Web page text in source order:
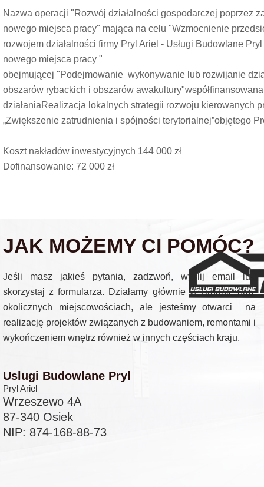
Nazwa operacji "Rozwój działalności gospodarczej poprzez
nowego miejsca pracy" mająca na celu "Wzmocnienie
rozwojem działalności firmy Pryl Ariel - Usługi Budowlane
nowego miejsca pracy "
obejmującej "Podejmowanie wykonywanie lub rozwijanie
obszarów rybackich i obszarów
działaniaRealizacja lokalnych strategii rozwoju kierowanych
„Zwiększenie zatrudnienia i spójności terytorialnej”objętego
Koszt nakładów inwestycyjnych 144 000 zł
Dofinansowanie: 72 000 zł
JAK MOŻEMY CI POMÓC?
Jeśli masz jakieś pytania, zadzwoń, wyślij email lub
skorzystaj z formularza. Działamy głównie w Brodnic oraz
okolicznych miejscowościach, ale jesteśmy otwarci na
realizację projektów związanych z budowaniem, remontami i
wykończeniem wnętrz również w innych częściach kraju.
Uslugi Budowlane Pryl
Pryl Ariel
Wrzeszewo 4A
87-340 Osiek
NIP: 874-168-88-73